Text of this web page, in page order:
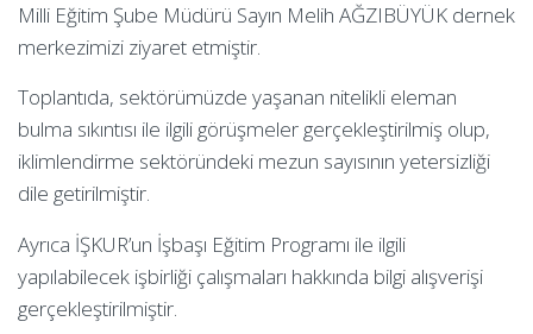
Milli Eğitim Şube Müdürü Sayın Melih AĞZIBÜYÜK dernek
merkezimizi ziyaret etmiştir.
Toplantıda, sektörümüzde yaşanan nitelikli eleman
bulma sıkıntısı ile ilgili görüşmeler gerçekleştirilmiş olup,
iklimlendirme sektöründeki mezun sayısının yetersizliği
dile getirilmiştir.
Ayrıca İŞKUR’un İşbaşı Eğitim Programı ile ilgili
yapılabilecek işbirliği çalışmaları hakkında bilgi alışverişi
gerçekleştirilmiştir.